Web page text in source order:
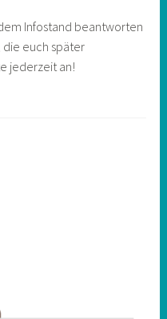
Infostand beantworten
die euch später
jederzeit an!